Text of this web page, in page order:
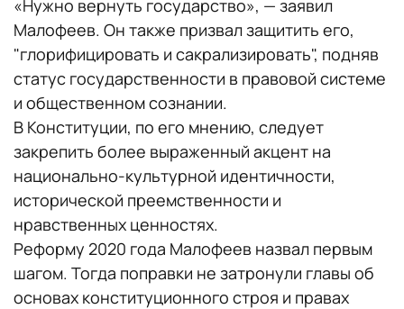
«Нужно вернуть государство», — заявил
Малофеев. Он также призвал защитить его,
"глорифицировать и сакрализировать", подняв
статус государственности в правовой системе
и общественном сознании.
В Конституции, по его мнению, следует
закрепить более выраженный акцент на
национально-культурной идентичности,
исторической преемственности и
нравственных ценностях.
Реформу 2020 года Малофеев назвал первым
шагом. Тогда поправки не затронули главы об
основах конституционного строя и правах